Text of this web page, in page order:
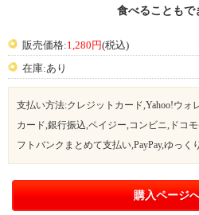
食べることもで
販売価格:1,280円(税込)
在庫:あり
支払い方法:クレジットカード,Yahoo!ウォ
カード,銀行振込,ペイジー,コンビニ,ドコ
フトバンクまとめて支払い,PayPay,ゆっく
購入ページ